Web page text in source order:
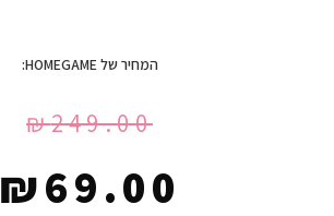
המחיר של HOMEGAME:
₪249.00
₪69.00